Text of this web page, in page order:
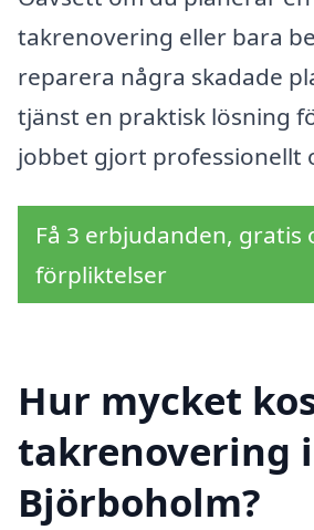
takrenovering eller bara
reparera några skadade
tjänst en praktisk lösning
jobbet gjort professionellt
Få 3 erbjudanden, gratis
förpliktelser
Hur mycket
takrenovering i
Björboholm?